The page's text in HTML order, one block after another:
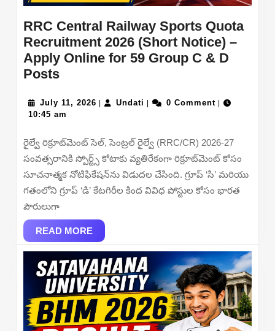
RRC Central Railway Sports Quota
Recruitment 2026 (Short Notice) –
Apply Online for 59 Group C & D
PostsRRC
Railway
Sports
Quota
Recruitment
2026
(Short
Notice)
–
Apply
Online
for
59
Group
C
July 11, 2026 July
Undati Undati0 Comment
10:45 am
రైల్వే రిక్రూట్‌మెంట్ సెల్, సెంట్రల్ రైల్వే (RRC/CR) 2026-27
సంవత్సరానికి స్పోర్ట్స్ కోటాకు వ్యతిరేకంగా రిక్రూట్‌మెంట్ కోసం
సూచనాత్మక నోటిఫికేషన్‌ను విడుదల చేసింది. గ్రూప్ ‘సి’ మరియు
గతంలోని గ్రూప్ ‘డి’ కేటగిరీల కింద వివిధ పోస్టుల కోసం భారత
పౌరులుగా
READ MOREREAD
MORE